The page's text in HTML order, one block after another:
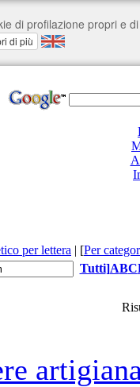
per lettera | [Per
Tutti]ABC